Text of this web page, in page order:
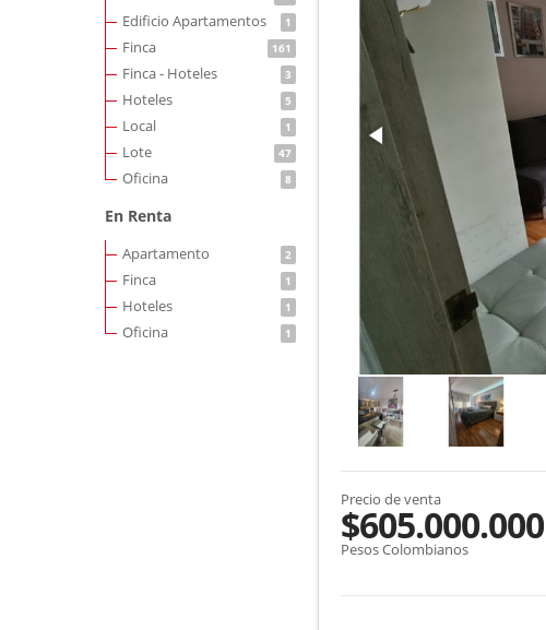
Edificio Apartamentos 1
Finca 161
Finca - Hoteles 3
Hoteles 5
Local 1
Lote 47
Oficina 8
En Renta
Apartamento 2
Finca 1
Hoteles 1
Oficina 1
Precio de venta
$605.000.000
Pesos Colombianos